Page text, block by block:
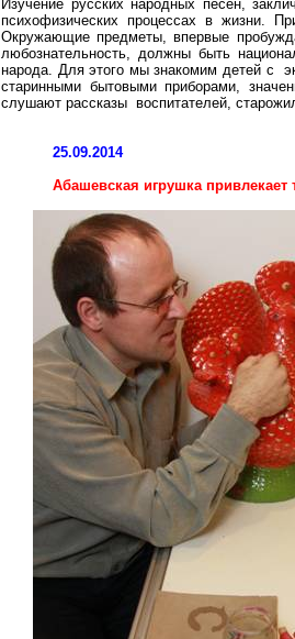
Изучение русских народных песен,
психофизических процессах в жизни.
Окружающие предметы, впервые
любознательность, должны быть
народа. Для этого мы знакомим детей с
старинными бытовыми приборами,
слушают рассказы воспитателей,
25.09.2014
Абашевская игрушка привлекает